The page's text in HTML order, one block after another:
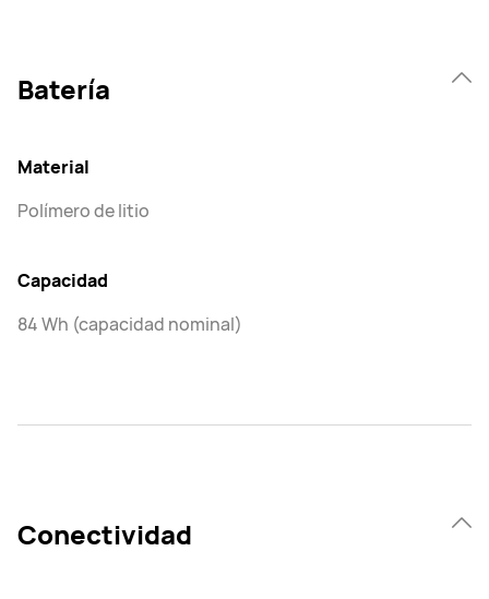
Batería
Material
Polímero de litio
Capacidad
84 Wh (capacidad nominal)
Conectividad